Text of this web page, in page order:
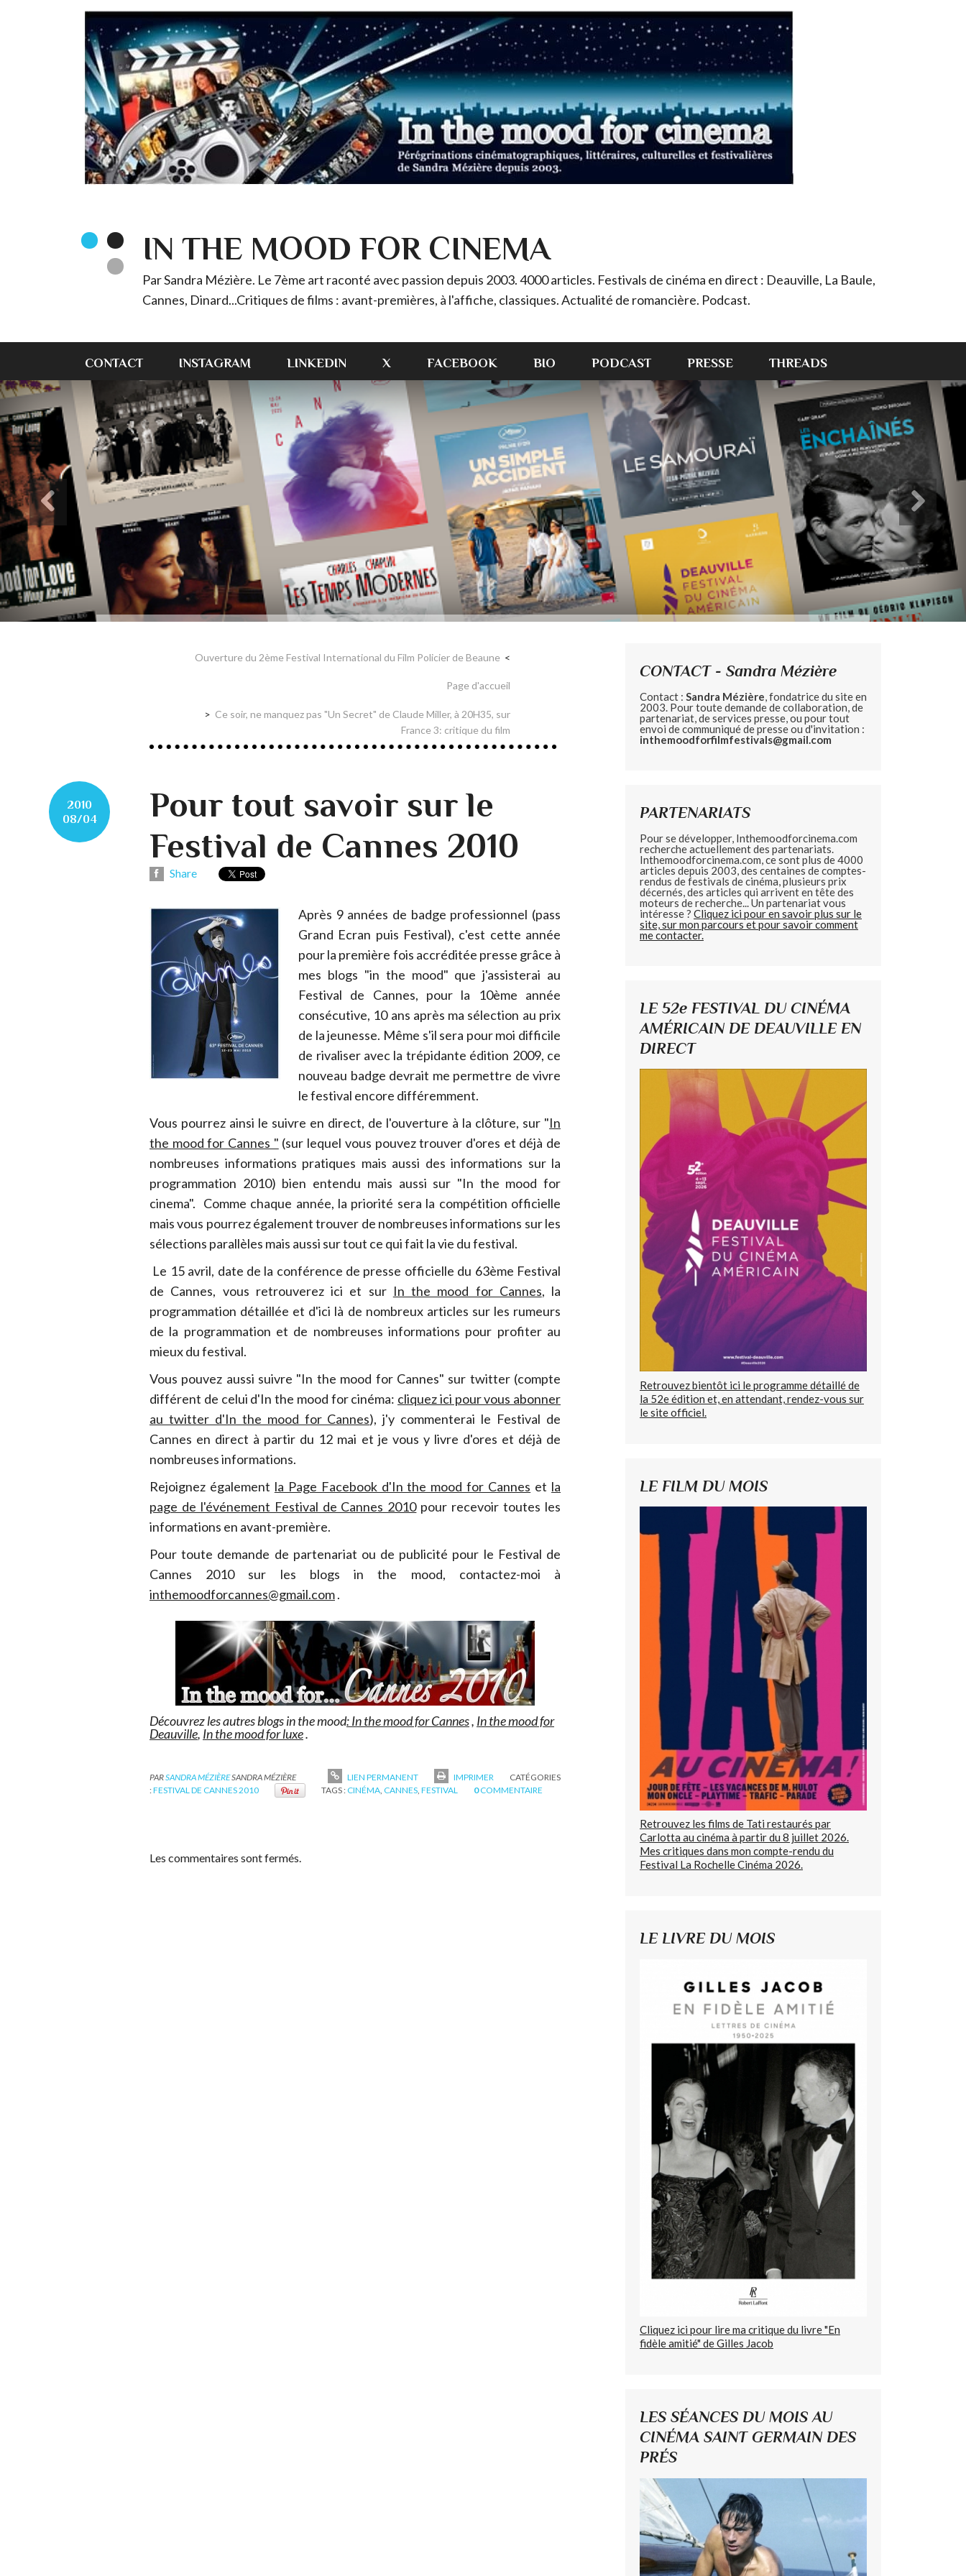
IN THE MOOD FOR CINEMA
Par Sandra Mézière. Le 7ème art raconté avec passion depuis 2003. 4000 articles. Festivals de cinéma en direct : Deauville, La Baule,
Cannes, Dinard...Critiques de films : avant-premières, à l'affiche, classiques. Actualité de romancière. Podcast.
CONTACT INSTAGRAM LINKEDIN X FACEBOOK BIO PODCAST PRESSE THREADS
Ouverture du 2ème Festival International du Film Policier de Beaune
Page d'accueil
Ce soir, ne manquez pas "Un Secret" de Claude Miller, à 20H35, sur
France 3: critique du film
2010
08/04
Pour tout savoir sur le
Festival de Cannes 2010
Share
Après 9 années de badge professionnel (pass
Grand Ecran puis Festival), c'est cette année
pour la première fois accréditée presse grâce à
mes blogs "in the mood" que j'assisterai au
Festival de Cannes, pour la 10ème année
consécutive, 10 ans après ma sélection au prix
de la jeunesse. Même s'il sera pour moi difficile
de rivaliser avec la trépidante édition 2009, ce
nouveau badge devrait me permettre de vivre
le festival encore différemment.
Vous pourrez ainsi le suivre en direct, de l'ouverture à la clôture, sur "In
the mood for Cannes " (sur lequel vous pouvez trouver d'ores et déjà de
nombreuses informations pratiques mais aussi des informations sur la
programmation 2010) bien entendu mais aussi sur "In the mood for
cinema". Comme chaque année, la priorité sera la compétition officielle
mais vous pourrez également trouver de nombreuses informations sur les
sélections parallèles mais aussi sur tout ce qui fait la vie du festival.
Le 15 avril, date de la conférence de presse officielle du 63ème Festival
de Cannes, vous retrouverez ici et sur In the mood for Cannes, la
programmation détaillée et d'ici là de nombreux articles sur les rumeurs
de la programmation et de nombreuses informations pour profiter au
mieux du festival.
Vous pouvez aussi suivre "In the mood for Cannes" sur twitter (compte
différent de celui d'In the mood for cinéma: cliquez ici pour vous abonner
au twitter d'In the mood for Cannes), j'y commenterai le Festival de
Cannes en direct à partir du 12 mai et je vous y livre d'ores et déjà de
nombreuses informations.
Rejoignez également la Page Facebook d'In the mood for Cannes et la
page de l'événement Festival de Cannes 2010pour recevoir toutes les
informations en avant-première.
Pour toute demande de partenariat ou de publicité pour le Festival de
Cannes 2010 sur les blogs in the mood, contactez-moi à
inthemoodforcannes@gmail.com.
Découvrez les autres blogs in the mood: In the mood for Cannes, In the mood for
Deauville, In the mood for luxe.
PARSANDRA MÉZIÈRESANDRA MÉZIÈRE LIEN PERMANENT IMPRIMER
CATÉGORIES
:FESTIVAL DE CANNES 2010 TAGS : CINÉMA CANNES FESTIVAL 0 COMMENTAIRE
Les commentaires sont fermés.
CONTACT - Sandra Mézière
Contact : Sandra Mézière, fondatrice du site en
2003. Pour toute demande de collaboration, de
partenariat, de services presse, ou pour tout
envoi de communiqué de presse ou d'invitation :
inthemoodforfilmfestivals@gmail.com
PARTENARIATS
Pour se développer, Inthemoodforcinema.com
recherche actuellement des partenariats.
Inthemoodforcinema.com, ce sont plus de 4000
articles depuis 2003, des centaines de comptes-
rendus de festivals de cinéma, plusieurs prix
décernés, des articles qui arrivent en tête des
moteurs de recherche... Un partenariat vous
intéresse ? Cliquez ici pour en savoir plus sur le
site, sur mon parcours et pour savoir comment
me contacter.
LE 52e FESTIVAL DU CINÉMA
AMÉRICAIN DE DEAUVILLE EN
DIRECT
Retrouvez bientôt ici le programme détaillé de
la 52e édition et, en attendant, rendez-vous sur
le site officiel.
LE FILM DU MOIS
Retrouvez les films de Tati restaurés par
Carlotta au cinéma à partir du 8 juillet 2026.
Mes critiques dans mon compte-rendu du
Festival La Rochelle Cinéma 2026.
LE LIVRE DU MOIS
Cliquez ici pour lire ma critique du livre "En
fidèle amitié" de Gilles Jacob
LES SÉANCES DU MOIS AU
CINÉMA SAINT GERMAIN DES
PRÉS